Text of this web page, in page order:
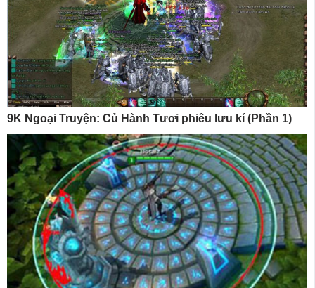
9K Ngoại Truyện: Củ Hành Tươi phiêu lưu kí (Phần 1)